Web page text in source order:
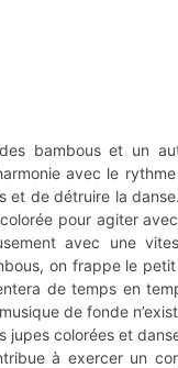
bambous et un
avec le
et de détruire la
pour agiter
avec une
on frappe le
de temps en
de fonde
jupes colorées et
à exercer un